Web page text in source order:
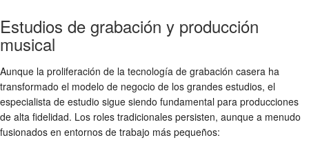
Estudios de grabación y producción
musical
Aunque la proliferación de la tecnología de grabación casera ha
transformado el modelo de negocio de los grandes estudios, el
especialista de estudio sigue siendo fundamental para producciones
de alta fidelidad. Los roles tradicionales persisten, aunque a menudo
fusionados en entornos de trabajo más pequeños: